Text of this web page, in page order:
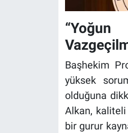
Başhekim
yüksek
olduğuna
Alkan, kaliteli
bir gurur